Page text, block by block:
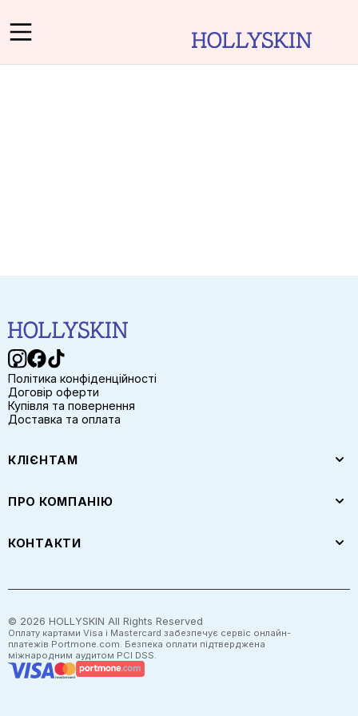
Політика конфіденційності
Договір оферти
Купівля та повернення
Доставка та оплата
КЛІЄНТАМ
ПРО КОМПАНІЮ
КОНТАКТИ
© 2026 HOLLYSKIN All Rights Reserved
Оплату картами Visa і Mastercard забезпечує сервіс онлайн-
платежів Portmone.com. Безпека оплати підтверджена
міжнародним аудитом PCI DSS.